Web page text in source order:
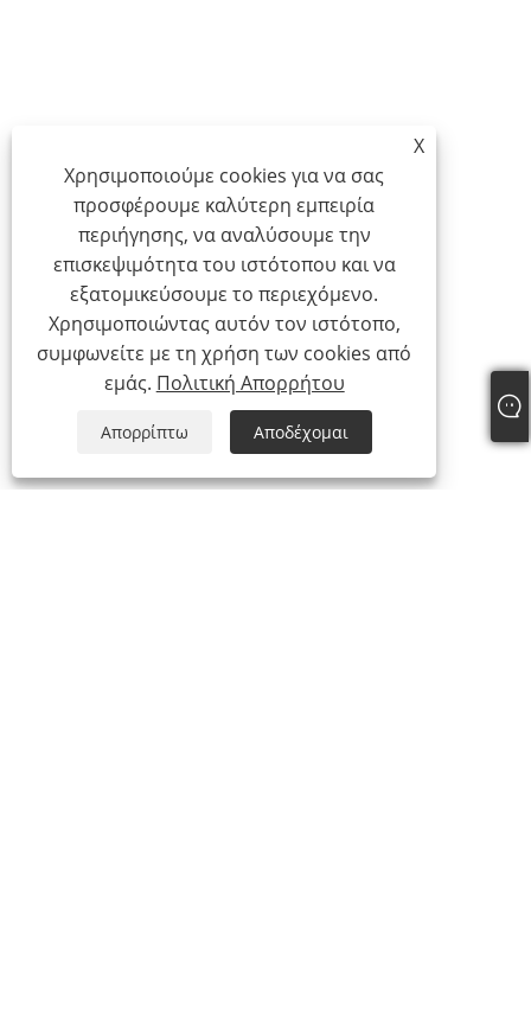
X
Χρησιμοποιούμε cookies για να σας
προσφέρουμε καλύτερη εμπειρία
περιήγησης, να αναλύσουμε την
επισκεψιμότητα του ιστότοπου και να
εξατομικεύσουμε το περιεχόμενο.
Χρησιμοποιώντας αυτόν τον ιστότοπο,
συμφωνείτε με τη χρήση των cookies από
εμάς. Πολιτική Απορρήτου
Απορρίπτω Αποδέχομαι